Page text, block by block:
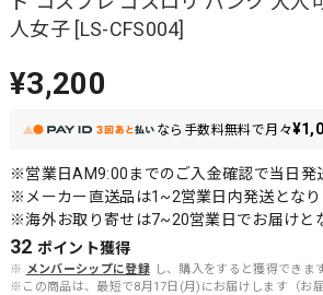
人女子 [LS-CFS004]
¥3,200
なら 手数料無料で月々
※営業日AM9:00までのご入金確認で当日発
※メーカー直送品は1~2営業日内発送となり
※海外お取り寄せは7~20営業日でお届けと
32 ポイント獲得
※ メンバーシップに登録 し、購入をすると獲得できます
※この商品は、最短で8月17日(月)にお届けします（お届